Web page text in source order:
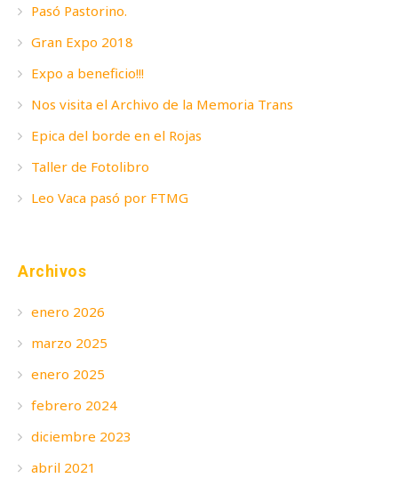
Pasó Pastorino.
Gran Expo 2018
Expo a beneficio!!!
Nos visita el Archivo de la Memoria Trans
Epica del borde en el Rojas
Taller de Fotolibro
Leo Vaca pasó por FTMG
Archivos
enero 2026
marzo 2025
enero 2025
febrero 2024
diciembre 2023
abril 2021